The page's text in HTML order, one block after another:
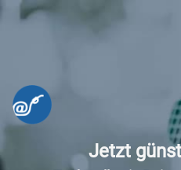
Jetzt